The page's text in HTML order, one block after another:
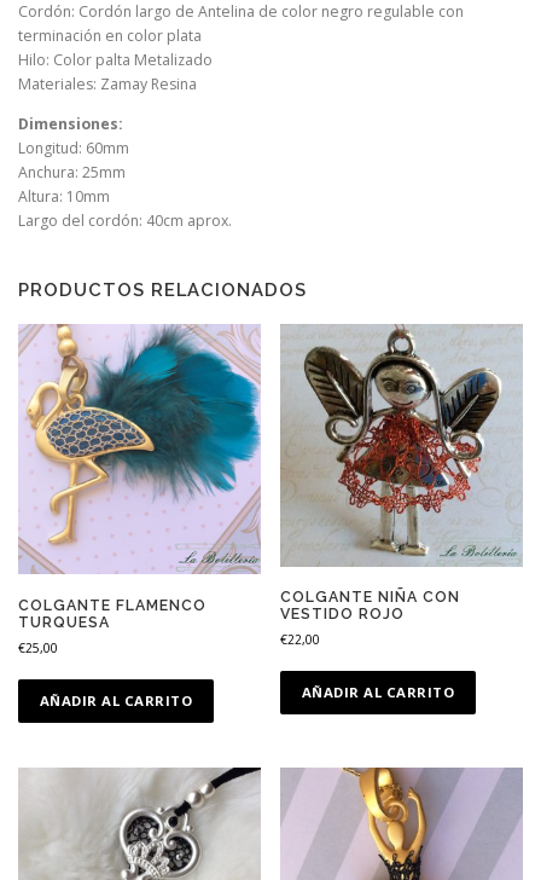
Cordón: Cordón largo de Antelina de color negro regulable con
terminación en color plata
Hilo: Color palta Metalizado
Materiales: Zamay Resina
Dimensiones:
Longitud: 60mm
Anchura: 25mm
Altura: 10mm
Largo del cordón: 40cm aprox.
PRODUCTOS RELACIONADOS
COLGANTE FLAMENCO
TURQUESA
€25,00
AÑADIR AL CARRITO
COLGANTE NIÑA CON
VESTIDO ROJO
€22,00
AÑADIR AL CARRITO